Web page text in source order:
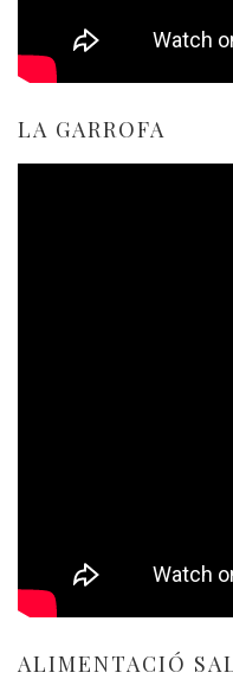
LA GARROFA
ALIMENTACIÓ